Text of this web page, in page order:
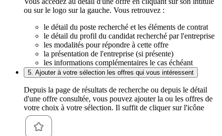
ou sur le logo sur la gauche. Vous retrouvez :
le détail du poste recherché et les éléments de contrat
le détail du profil du candidat recherché par l'entreprise
les modalités pour répondre à cette offre
la présentation de l'entreprise (si présente)
les informations complémentaires le cas échéant
5. Ajouter à votre sélection les offres qui vous intéressent
Depuis la page de résultats de recherche ou depuis le détail
d'une offre consultée, vous pouvez ajouter la ou les offres de
votre choix à votre sélection. Il suffit de cliquer sur l'icône